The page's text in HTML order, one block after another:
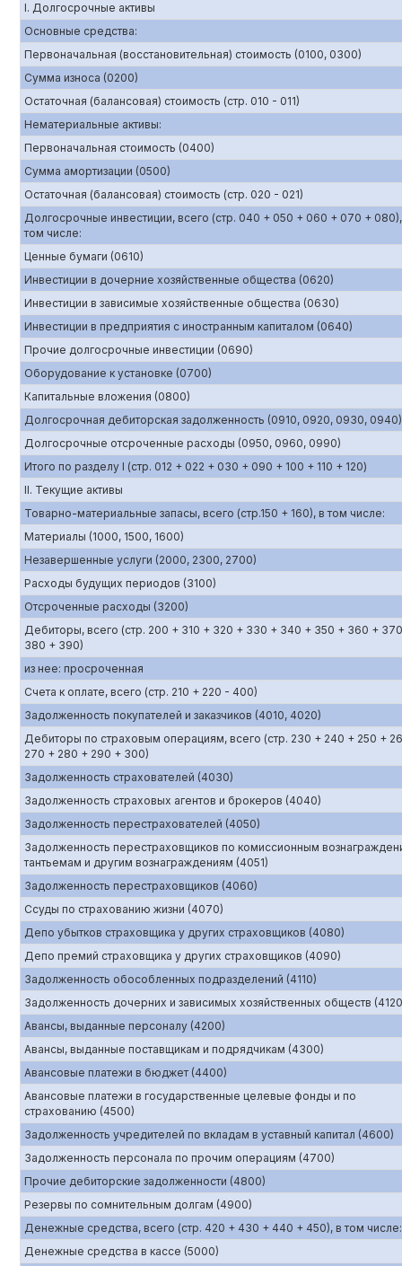
I. Долгосрочные активы
Основные средства:
Первоначальная (восстановительная) стоимость (0100, 0300)
Сумма износа (0200)
Остаточная (балансовая) стоимость (стр. 010 - 011)
Нематериальные активы:
Первоначальная стоимость (0400)
Сумма амортизации (0500)
Остаточная (балансовая) стоимость (стр. 020 - 021)
Долгосрочные инвестиции, всего (стр. 040 + 050 + 060 + 070 +
том числе:
Ценные бумаги (0610)
Инвестиции в дочерние хозяйственные общества (0620)
Инвестиции в зависимые хозяйственные общества (0630)
Инвестиции в предприятия с иностранным капиталом (0640)
Прочие долгосрочные инвестиции (0690)
Оборудование к установке (0700)
Капитальные вложения (0800)
Долгосрочная дебиторская задолженность (0910, 0920, 0930, 0940)
Долгосрочные отсроченные расходы (0950, 0960, 0990)
Итого по разделу I (стр. 012 + 022 + 030 + 090 + 100 + 110 + 120)
II. Текущие активы
Товарно-материальные запасы, всего (стр.150 + 160), в том числе:
Материалы (1000, 1500, 1600)
Незавершенные услуги (2000, 2300, 2700)
Расходы будущих периодов (3100)
Отсроченные расходы (3200)
Дебиторы, всего (стр. 200 + 310 + 320 + 330 + 340 + 350 + 360 +
380 + 390)
из нее: просроченная
Счета к оплате, всего (стр. 210 + 220 - 400)
Задолженность покупателей и заказчиков (4010, 4020)
Дебиторы по страховым операциям, всего (стр. 230 + 240 + 250 +
270 + 280 + 290 + 300)
Задолженность страхователей (4030)
Задолженность страховых агентов и брокеров (4040)
Задолженность перестрахователей (4050)
Задолженность перестраховщиков по комиссионным
тантьемам и другим вознаграждениям (4051)
Задолженность перестраховщиков (4060)
Ссуды по страхованию жизни (4070)
Депо убытков страховщика у других страховщиков (4080)
Депо премий страховщика у других страховщиков (4090)
Задолженность обособленных подразделений (4110)
Задолженность дочерних и зависимых хозяйственных обществ
Авансы, выданные персоналу (4200)
Авансы, выданные поставщикам и подрядчикам (4300)
Авансовые платежи в бюджет (4400)
Авансовые платежи в государственные целевые фонды и по
страхованию (4500)
Задолженность учредителей по вкладам в уставный капитал (4600)
Задолженность персонала по прочим операциям (4700)
Прочие дебиторские задолженности (4800)
Резервы по сомнительным долгам (4900)
Денежные средства, всего (стр. 420 + 430 + 440 + 450), в том числе:
Денежные средства в кассе (5000)